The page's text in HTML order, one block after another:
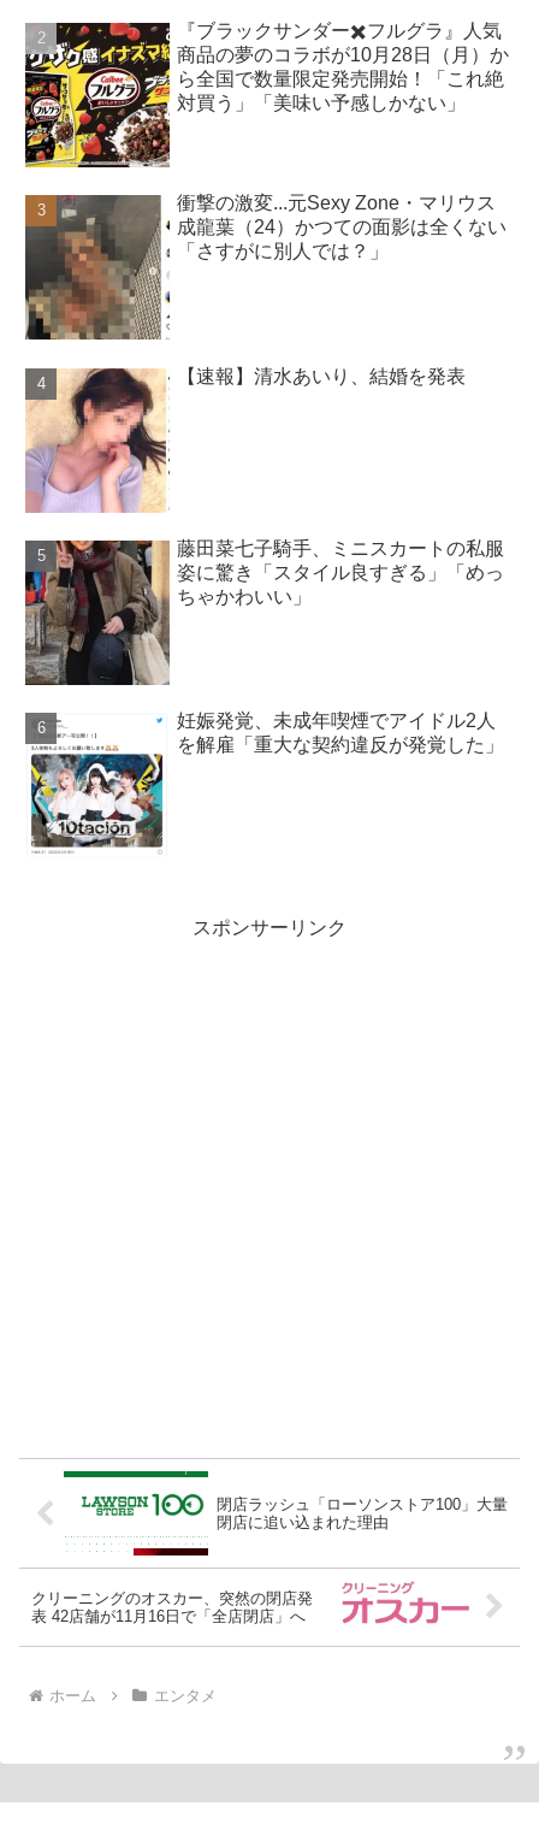
『ブラックサンダー✖️フルグラ』人気
商品の夢のコラボが10月28日（月）か
ら全国で数量限定発売開始！「これ絶
対買う」「美味い予感しかない」
衝撃の激変...元Sexy Zone・マリウス
成龍葉（24）かつての面影は全くない
「さすがに別人では？」
【速報】清水あいり、結婚を発表
藤田菜七子騎手、ミニスカートの私服
姿に驚き「スタイル良すぎる」「めっ
ちゃかわいい」
妊娠発覚、未成年喫煙でアイドル2人
を解雇「重大な契約違反が発覚した」
スポンサーリンク
閉店ラッシュ「ローソンストア100」大量
閉店に追い込まれた理由
クリーニングのオスカー、突然の閉店発
表 42店舗が11月16日で「全店閉店」へ
ホーム エンタメ